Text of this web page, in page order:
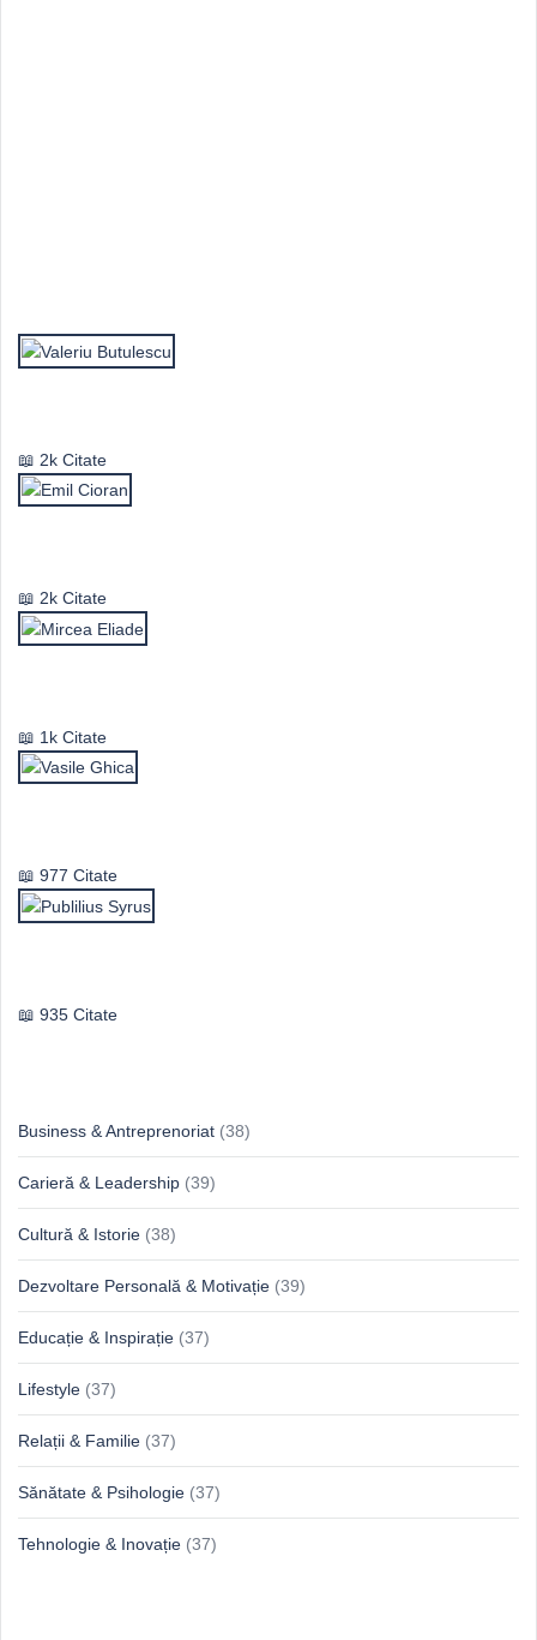
2k Citate
2k Citate
1k Citate
977 Citate
935 Citate
Business & Antreprenoriat (38)
Carieră & Leadership (39)
Cultură & Istorie (38)
Dezvoltare Personală & Motivație (39)
Educație & Inspirație (37)
Lifestyle (37)
Relații & Familie (37)
Sănătate & Psihologie (37)
Tehnologie & Inovație (37)